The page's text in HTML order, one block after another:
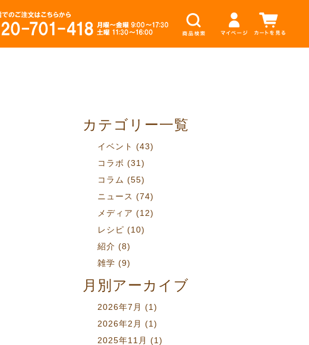
カテゴリー一覧
イベント (43)
コラボ (31)
コラム (55)
ニュース (74)
メディア (12)
レシピ (10)
紹介 (8)
雑学 (9)
月別アーカイブ
2026年7月 (1)
2026年2月 (1)
2025年11月 (1)